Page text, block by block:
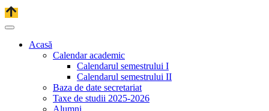
Acasă
Calendar academic
Calendarul semestrului I
Calendarul semestrului II
Baza de date secretariat
Taxe de studii 2025-2026
Alumni